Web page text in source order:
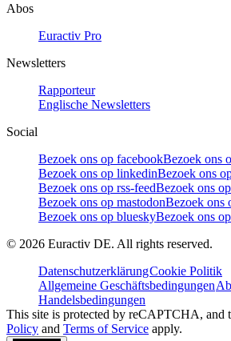
Abos
Euractiv Pro
Newsletters
Rapporteur
Englische Newsletters
Social
Bezoek ons op facebookBezoek ons
Bezoek ons op linkedinBezoek ons
Bezoek ons op rss-feedBezoek ons
Bezoek ons op mastodonBezoek ons
Bezoek ons op blueskyBezoek ons
© 2026 Euractiv DE. All rights reserved.
DatenschutzerklärungCookie Politik
Allgemeine Geschäftsbedingungen
Handelsbedingungen
This site is protected by reCAPTCHA, and
Policy and Terms of Service apply.